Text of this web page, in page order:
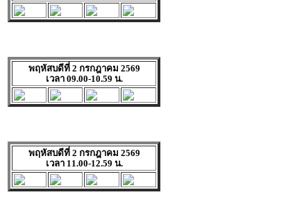
พฤหัสบดีที่ 2 กรกฎาคม 2569
เวลา 09.00-10.59 น.
พฤหัสบดีที่ 2 กรกฎาคม 2569
เวลา 11.00-12.59 น.